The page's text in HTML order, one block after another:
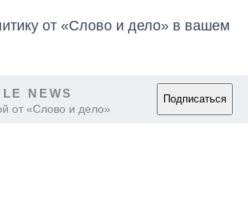
от «Слово и дело» в вашем
NEWS
от «Слово и дело»
Подписаться